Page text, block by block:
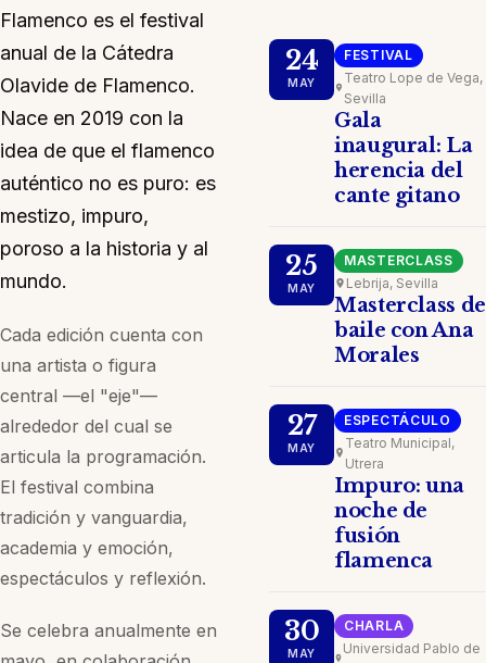
Flamenco es el festival
anual de la Cátedra
Olavide de Flamenco.
Nace en 2019 con la
idea de que el flamenco
auténtico no es puro: es
mestizo, impuro,
poroso a la historia y al
mundo.
Cada edición cuenta con
una artista o figura
central —el "eje"—
alrededor del cual se
articula la programación.
El festival combina
tradición y vanguardia,
academia y emoción,
espectáculos y reflexión.
Se celebra anualmente en
24
MAY
FESTIVAL
Teatro Lope de Vega,
Sevilla
Gala
inaugural: La
herencia del
cante gitano
25
MAY
MASTERCLASS
Lebrija, Sevilla
Masterclass de
baile con Ana
Morales
27
MAY
ESPECTÁCULO
Teatro Municipal,
Utrera
Impuro: una
noche de
fusión
flamenca
30
MAY
CHARLA
Universidad Pablo de